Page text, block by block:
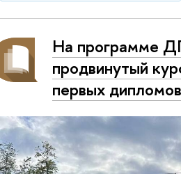
На программе
продвинутый
первых дипломов